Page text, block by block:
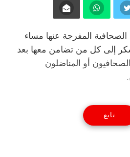
المفرجة عنها مساء
إلى كل من تضامن معها بعد
أو المناضلون
لهسبريس قُرب بوابة سجن
تابع